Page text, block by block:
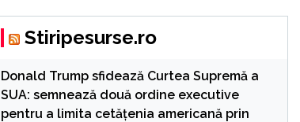
Stiripesurse.ro
Donald Trump sfidează Curtea Supremă a
SUA: semnează două ordine executive
pentru a limita cetățenia americană prin